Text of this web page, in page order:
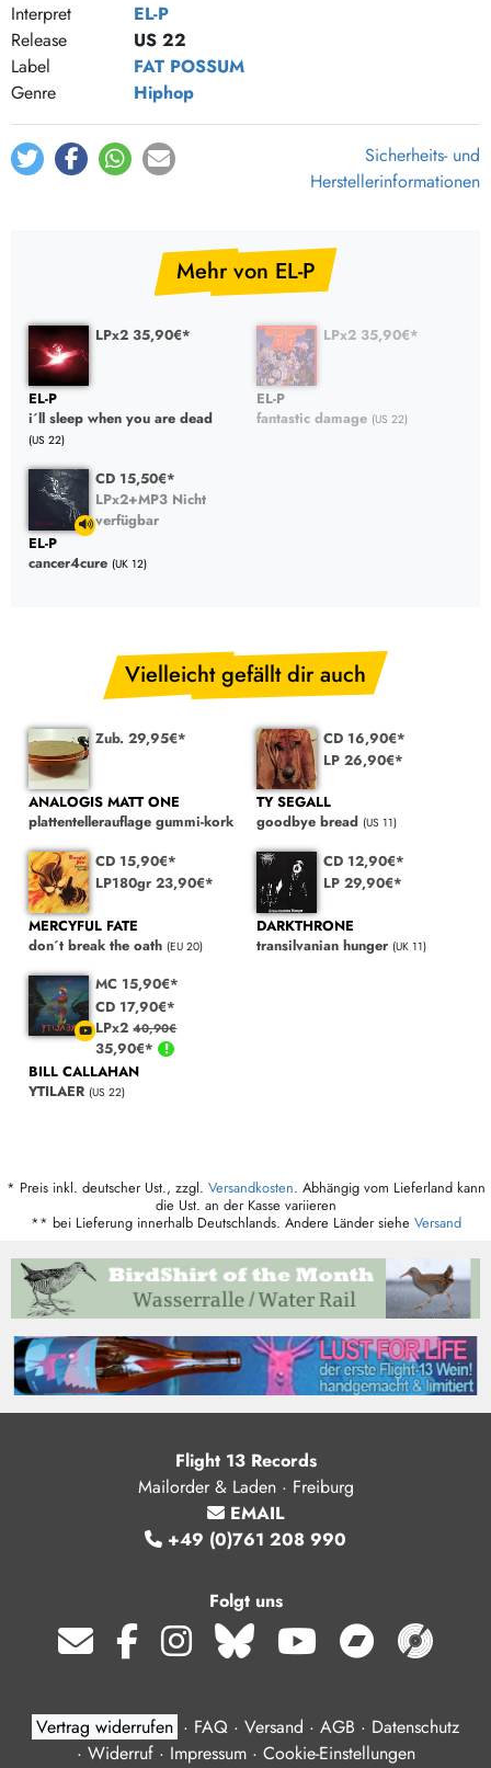
Interpret
EL-P
Release
US 22
Label
FAT POSSUM
Genre
Hiphop
Sicherheits- und
Herstellerinformationen
Mehr von EL-P
LPx2 35,90€*
EL-P
i´ll sleep when you are dead
(US 22)
LPx2 35,90€*
EL-P
fantastic damage (US 22)
CD 15,50€*
LPx2+MP3 Nicht
verfügbar
EL-P
cancer4cure (UK 12)
Vielleicht gefällt dir auch
Zub. 29,95€*
ANALOGIS MATT ONE
plattentellerauflage gummi-kork
CD 16,90€*
LP 26,90€*
TY SEGALL
goodbye bread (US 11)
CD 15,90€*
LP180gr 23,90€*
MERCYFUL FATE
don´t break the oath (EU 20)
CD 12,90€*
LP 29,90€*
DARKTHRONE
transilvanian hunger (UK 11)
MC 15,90€*
CD 17,90€*
LPx240,90€
35,90€*
BILL CALLAHAN
YTILAER (US 22)
* Preis inkl. deutscher Ust., zzgl. Versandkosten. Abhängig vom Lieferland kann
die Ust. an der Kasse variieren
** bei Lieferung innerhalb Deutschlands. Andere Länder siehe Versand
Flight 13 Records
Mailorder & Laden · Freiburg
EMAIL
+49 (0)761 208 990
Folgt uns
Vertrag widerrufen · FAQ · Versand · AGB · Datenschutz
· Widerruf· Impressum· Cookie-Einstellungen